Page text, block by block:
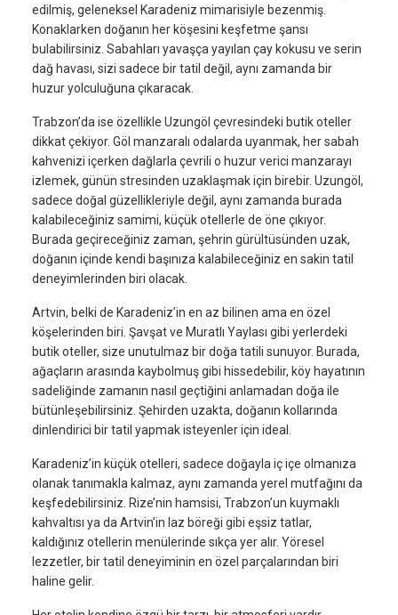
edilmiş, geleneksel Karadeniz mimarisiyle bezenmiş.
Konaklarken doğanın her köşesini keşfetme şansı
bulabilirsiniz. Sabahları yavaşça yayılan çay kokusu ve serin
dağ havası, sizi sadece bir tatil değil, aynı zamanda bir
huzur yolculuğuna çıkaracak.
Trabzon’da ise özellikle Uzungöl çevresindeki butik oteller
dikkat çekiyor. Göl manzaralı odalarda uyanmak, her sabah
kahvenizi içerken dağlarla çevrili o huzur verici manzarayı
izlemek, günün stresinden uzaklaşmak için birebir. Uzungöl,
sadece doğal güzellikleriyle değil, aynı zamanda burada
kalabileceğiniz samimi, küçük otellerle de öne çıkıyor.
Burada geçireceğiniz zaman, şehrin gürültüsünden uzak,
doğanın içinde kendi başınıza kalabileceğiniz en sakin tatil
deneyimlerinden biri olacak.
Artvin, belki de Karadeniz’in en az bilinen ama en özel
köşelerinden biri. Şavşat ve Muratlı Yaylası gibi yerlerdeki
butik oteller, size unutulmaz bir doğa tatili sunuyor. Burada,
ağaçların arasında kaybolmuş gibi hissedebilir, köy hayatının
sadeliğinde zamanın nasıl geçtiğini anlamadan doğa ile
bütünleşebilirsiniz. Şehirden uzakta, doğanın kollarında
dinlendirici bir tatil yapmak isteyenler için ideal.
Karadeniz’in küçük otelleri, sadece doğayla iç içe olmanıza
olanak tanımakla kalmaz, aynı zamanda yerel mutfağını da
keşfedebilirsiniz. Rize’nin hamsisi, Trabzon’un kuymaklı
kahvaltısı ya da Artvin’in laz böreği gibi eşsiz tatlar,
kaldığınız otellerin menülerinde sıkça yer alır. Yöresel
lezzetler, bir tatil deneyiminin en özel parçalarından biri
haline gelir.